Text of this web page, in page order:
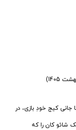
جانی کیج خودِ بازی، در
شائو کان را که